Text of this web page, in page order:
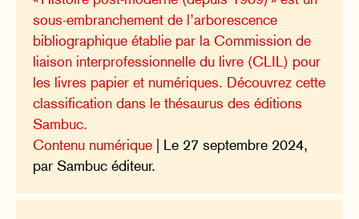
sous-embranchement de l’arborescence
bibliographique établie par la Commission de
liaison interprofessionnelle du livre (CLIL) pour
les livres papier et numériques. Découvrez cette
classification dans le thésaurus des éditions
Sambuc.
Contenu numérique | Le 27 septembre 2024,
par Sambuc éditeur.